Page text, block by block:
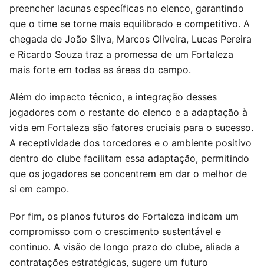
preencher lacunas específicas no elenco, garantindo
que o time se torne mais equilibrado e competitivo. A
chegada de João Silva, Marcos Oliveira, Lucas Pereira
e Ricardo Souza traz a promessa de um Fortaleza
mais forte em todas as áreas do campo.
Além do impacto técnico, a integração desses
jogadores com o restante do elenco e a adaptação à
vida em Fortaleza são fatores cruciais para o sucesso.
A receptividade dos torcedores e o ambiente positivo
dentro do clube facilitam essa adaptação, permitindo
que os jogadores se concentrem em dar o melhor de
si em campo.
Por fim, os planos futuros do Fortaleza indicam um
compromisso com o crescimento sustentável e
continuo. A visão de longo prazo do clube, aliada a
contratações estratégicas, sugere um futuro